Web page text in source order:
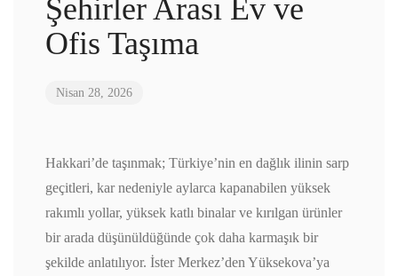
Şehirler Arası Ev ve
Ofis Taşıma
Nisan 28, 2026
Hakkari’de taşınmak; Türkiye’nin en dağlık ilinin sarp
geçitleri, kar nedeniyle aylarca kapanabilen yüksek
rakımlı yollar, yüksek katlı binalar ve kırılgan ürünler
bir arada düşünüldüğünde çok daha karmaşık bir
şekilde anlatılıyor. İster Merkez’den Yüksekova’ya